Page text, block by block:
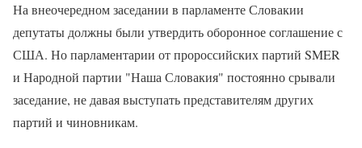
На внеочередном заседании в парламенте Словакии
депутаты должны были утвердить оборонное соглашение с
США. Но парламентарии от пророссийских партий SMER
и Народной партии "Наша Словакия" постоянно срывали
заседание, не давая выступать представителям других
партий и чиновникам.